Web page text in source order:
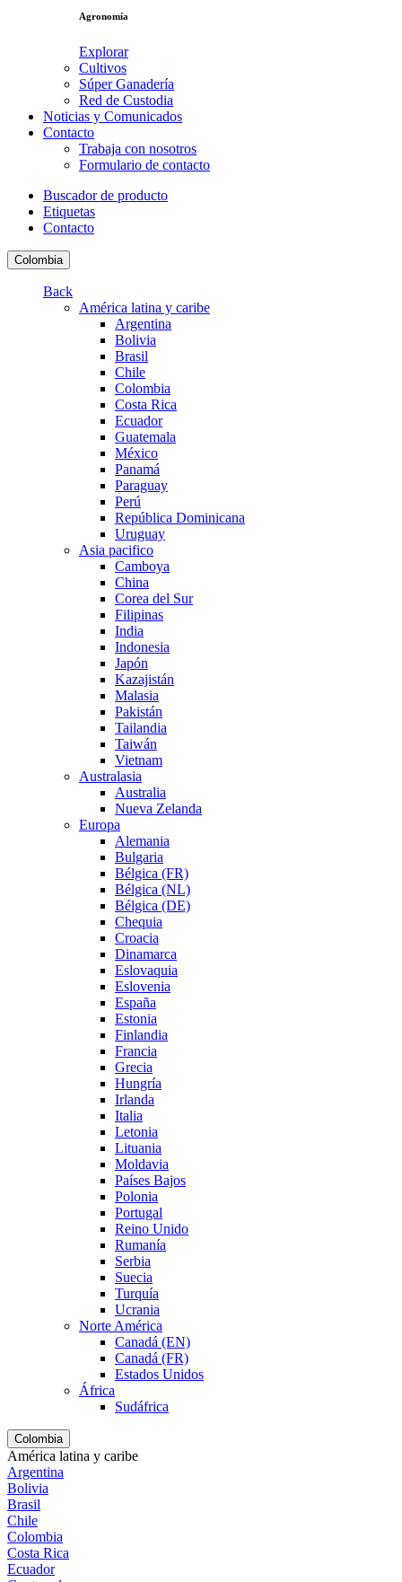
Agronomía
Explorar
Cultivos
Súper Ganadería
Red de Custodia
Noticias y Comunicados
Contacto
Trabaja con nosotros
Formulario de contacto
Buscador de producto
Etiquetas
Contacto
Colombia
Back
América latina y caribe
Argentina
Bolivia
Brasil
Chile
Colombia
Costa Rica
Ecuador
Guatemala
México
Panamá
Paraguay
Perú
República Dominicana
Uruguay
Asia pacifico
Camboya
China
Corea del Sur
Filipinas
India
Indonesia
Japón
Kazajistán
Malasia
Pakistán
Tailandia
Taiwán
Vietnam
Australasia
Australia
Nueva Zelanda
Europa
Alemania
Bulgaria
Bélgica (FR)
Bélgica (NL)
Bélgica (DE)
Chequia
Croacia
Dinamarca
Eslovaquia
Eslovenia
España
Estonia
Finlandia
Francia
Grecia
Hungría
Irlanda
Italia
Letonia
Lituania
Moldavia
Países Bajos
Polonia
Portugal
Reino Unido
Rumanía
Serbia
Suecia
Turquía
Ucrania
Norte América
Canadá (EN)
Canadá (FR)
Estados Unidos
África
Sudáfrica
Colombia
América latina y caribe
Argentina
Bolivia
Brasil
Chile
Colombia
Costa Rica
Ecuador